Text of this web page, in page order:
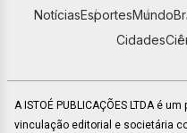
NotíciasEsportesMundo
Cidades
A ISTOÉ PUBLICAÇÕES LTDA é
vinculação editorial e societária